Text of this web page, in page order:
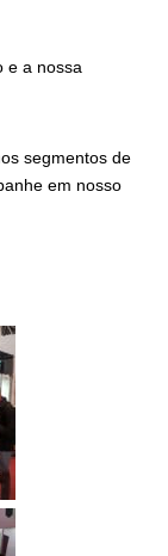
e a nossa
segmentos de
em nosso